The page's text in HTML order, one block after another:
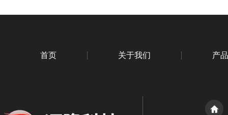
首页 关于我们 产